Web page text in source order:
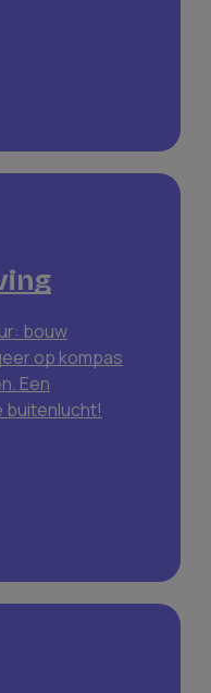
bouw
op kompas
Een
buitenlucht!